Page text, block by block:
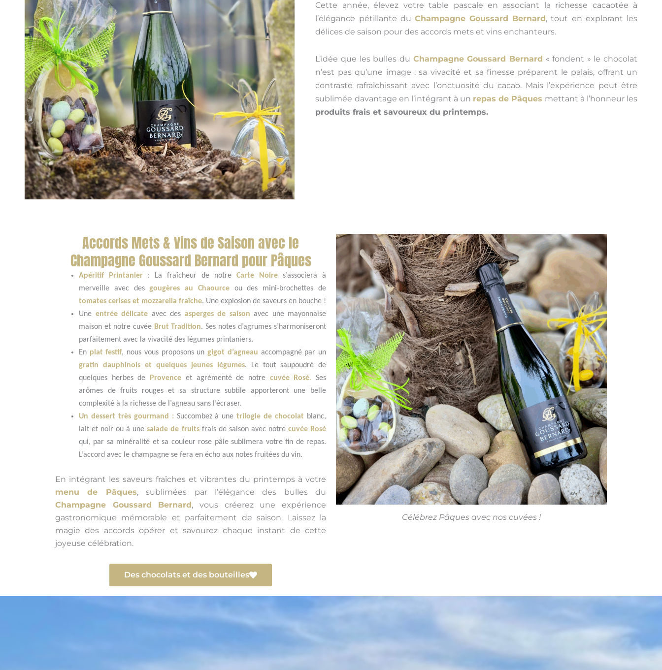
Cette année, élevez votre table pascale en associant la richesse cacaotée à
l’élégance pétillante du Champagne Goussard Bernard, tout en explorant les
délices de saison pour des accords mets et vins enchanteurs.
L’idée que les bulles du Champagne Goussard Bernard « fondent » le chocolat
n’est pas qu’une image : sa vivacité et sa finesse préparent le palais, offrant un
contraste rafraîchissant avec l’onctuosité du cacao. Mais l’expérience peut être
sublimée davantage en l’intégrant à un repas de Pâques mettant à l’honneur les
produits frais et savoureux du printemps.
Accords Mets & Vins de Saison avec le
Champagne Goussard Bernard pour Pâques
Apéritif Printanier : La fraîcheur de notre Carte Noire s’associera à
merveille avec desgougères au Chaourceou des mini-brochettes de
tomates cerises et mozzarella fraîche. Une explosion de saveurs en bouche !
Une entrée délicate avec des asperges de saison avec une mayonnaise
maison et notre cuvée Brut Tradition. Ses notes d’agrumes s’harmoniseront
parfaitement avec la vivacité des légumes printaniers.
En plat festif, nous vous proposons ungigot d’agneau accompagné par un
gratin dauphinois et quelques jeunes légumes. Le tout saupoudré de
quelques herbes de
Provence et agrémenté de notre cuvée Rosé. Ses
arômes de fruits rouges et sa structure subtile apporteront une belle
complexité à la richesse de l’agneau sans l’écraser.
Un dessert très gourmand :Succombez à unetrilogie de chocolat blanc,
lait et noir ou à unesalade de fruitsfrais de saison avec notre cuvée Rosé
qui, par sa minéralité et sa couleur rose pâle sublimera votre fin de repas.
L’accord avec le champagne se fera en écho aux notes fruitées du vin.
En intégrant les saveurs fraîches et vibrantes du printemps à votre
menu de Pâques, sublimées par l’élégance des bulles du
Champagne Goussard Bernard, vous créerez une expérience
gastronomique mémorable et parfaitement de saison. Laissez la
magie des accords opérer et savourez chaque instant de cette
joyeuse célébration.
Des chocolats et des bouteilles
Célébrez Pâques avec nos cuvées !